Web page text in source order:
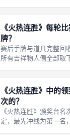
胜负判定，大幅提升聚
附加彩蛋机制，完全不
《火热连胜》每轮
牌？
赛后手牌与道具完整回
所有吉祥物人偶全部取
拢，本局所有翻开、燃
部合并，无需区分来源
《火热连胜》中的
次的？
《火热连胜》颁奖台
定，最先冲线为第一名